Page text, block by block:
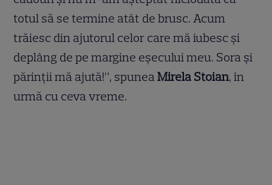
totul să se termine atât de brusc. Acum
trăiesc din ajutorul celor care mă iubesc şi
deplâng de pe margine eşecului meu. Sora şi
părinţii mă ajută!”, spuneaMirela Stoian, în
urmă cu ceva vreme.